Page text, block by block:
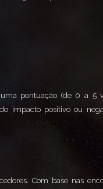
pontuação (de 0 a 5
impacto positivo ou
Com base nas